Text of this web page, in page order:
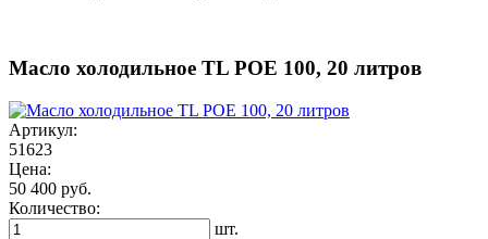
Масло холодильное TL POE 100, 20 литров
Артикул:
51623
Цена:
50 400 руб.
Количество:
шт.